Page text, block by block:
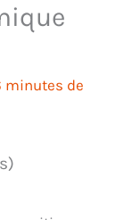
minutes de